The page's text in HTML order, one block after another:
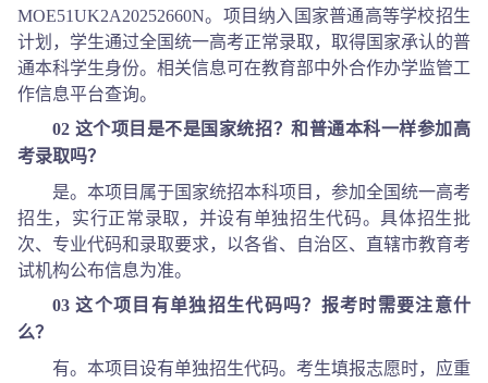
MOE51UK2A20252660N。项目纳入国家普通高等学校招生
计划，学生通过全国统一高考正常录取，取得国家承认的普
通本科学生身份。相关信息可在教育部中外合作办学监管工
作信息平台查询。
02 这个项目是不是国家统招？和普通本科一样参加高
考录取吗？
是。本项目属于国家统招本科项目，参加全国统一高考
招生，实行正常录取，并设有单独招生代码。具体招生批
次、专业代码和录取要求，以各省、自治区、直辖市教育考
试机构公布信息为准。
03 这个项目有单独招生代码吗？报考时需要注意什
么？
有。本项目设有单独招生代码。考生填报志愿时，应重